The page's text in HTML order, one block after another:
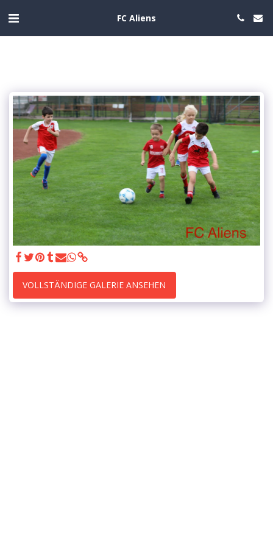
FC Aliens
VOLLSTÄNDIGE GALERIE ANSEHEN